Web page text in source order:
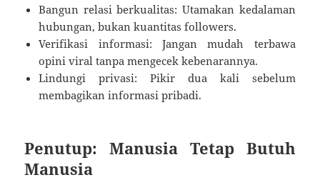
Bangun relasi berkualitas: Utamakan kedalaman
hubungan, bukan kuantitas followers.
Verifikasi informasi: Jangan mudah terbawa
opini viral tanpa mengecek kebenarannya.
Lindungi privasi: Pikir dua kali sebelum
membagikan informasi pribadi.
Penutup: Manusia Tetap Butuh
Manusia